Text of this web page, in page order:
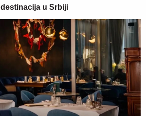
u Srbiji